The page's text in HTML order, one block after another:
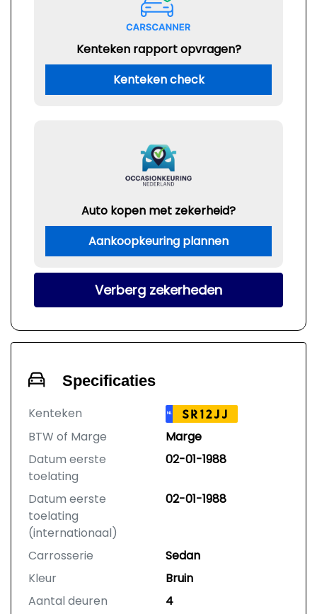
Kenteken rapport opvragen?
Kenteken check
Auto kopen met zekerheid?
Aankoopkeuring plannen
Verberg zekerheden
Specificaties
Kenteken NL SR12JJ
BTW of Marge
Marge
Datum eerste
toelating
02-01-1988
Datum eerste
toelating
(internationaal)
02-01-1988
Carrosserie
Sedan
Kleur
Bruin
Aantal deuren
4